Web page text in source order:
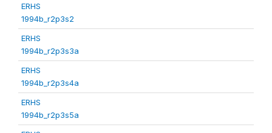
ERHS
1994b_r2p3s2
ERHS
1994b_r2p3s3a
ERHS
1994b_r2p3s4a
ERHS
1994b_r2p3s5a